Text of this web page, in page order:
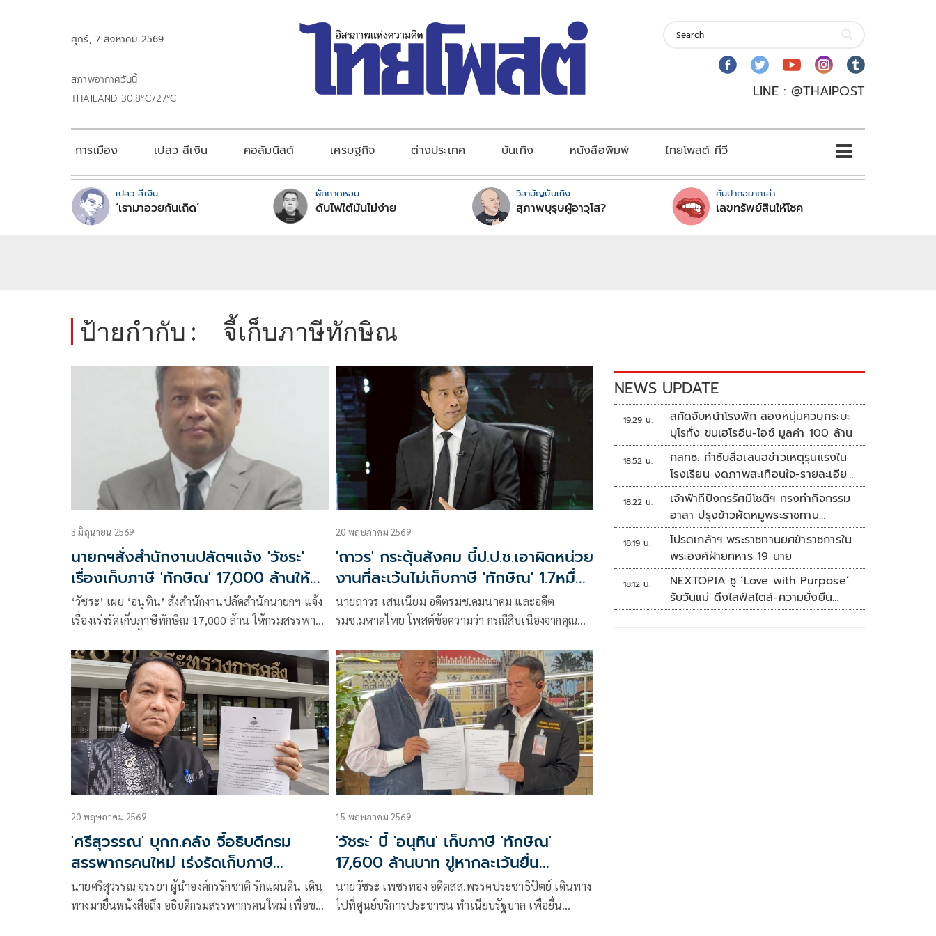
ศุกร์, 7 สิงหาคม 2569
สภาพอากาศวันนี้
THAILAND 30.8°C/27°C
LINE : @THAIPOST
การเมือง เปลว สีเงิน คอลัมนิสต์ เศรษฐกิจ ต่างประเทศ บันเทิง หนังสือพิมพ์ ไทยโพสต์ ทีวี
เปลว สีเงิน
‘เรามาอวยกันเถิด’
ผักกาดหอม
ดับไฟใต้มันไม่ง่าย
วิสามัญบันเทิง
สุภาพบุรุษผู้อาวุโส?
คันปากอยากเล่า
เลขทรัพย์สินให้โชค
ป้ายกำกับ : จี้เก็บภาษีทักษิณ
3 มิถุนายน 2569
นายกฯสั่งสำนักงานปลัดฯแจ้ง 'วัชระ'
เรื่องเก็บภาษี 'ทักษิณ' 17,000 ล้านให้
กรมสรรพากรแล้ว
‘วัชระ’ เผย ‘อนุทิน’ สั่งสำนักงานปลัดสำนักนายกฯ แจ้ง
เรื่องเร่งรัดเก็บภาษีทักษิณ 17,000 ล้าน ให้กรมสรรพากร
ชื่นชมว่ามีเกียรติเคารพกฎหมาย
20 พฤษภาคม 2569
'ถาวร' กระตุ้นสังคม บี้ป.ป.ช.เอาผิดหน่วย
งานที่ละเว้นไม่เก็บภาษี 'ทักษิณ' 1.7หมื่น
ล้าน
นายถาวร เสนเนียม อดีตรมช.คมนาคม และอดีต
รมช.มหาดไทย โพสต์ข้อความว่า กรณีสืบเนื่องจากคุณ
ขายหุ้นชินคอร์ป
20 พฤษภาคม 2569
'ศรีสุวรรณ' บุกก.คลัง จี้อธิบดีกรม
สรรพากรคนใหม่ เร่งรัดเก็บภาษี
'ทักษิณ' 1.7หมื่นล้าน
นายศรีสุวรรณ จรรยา ผู้นำองค์กรรักชาติ รักแผ่นดิน เดิน
ทางมายื่นหนังสือถึง อธิบดีกรมสรรพากรคนใหม่ เพื่อขอ
15 พฤษภาคม 2569
'วัชระ' บี้ 'อนุทิน' เก็บภาษี 'ทักษิณ'
17,600 ล้านบาท ขู่หากละเว้นยื่น
ปปช.สอบทันที
นายวัชระ เพชรทอง อดีตสส.พรรคประชาธิปัตย์ เดินทาง
ไปที่ศูนย์บริการประชาชน ทำเนียบรัฐบาล เพื่อยื่น
NEWS UPDATE
19:29 น.
สกัดจับหน้าโรงพัก สองหนุ่มควบกระบะ
บุโรทั่ง ขนเฮโรอีน-ไอซ์ มูลค่า 100 ล้าน
18:52 น.
กสทช. กำชับสื่อเสนอข่าวเหตุรุนแรงใน
โรงเรียน งดภาพสะเทือนใจ-รายละเอียด
เสี่ยงเลียนแบบ
18:22 น.
เจ้าฟ้าทีปังกรรัศมีโชติฯ ทรงทำกิจกรรม
อาสา ปรุงข้าวผัดหมูพระราชทาน
ประชาชน
18:19 น.
โปรดเกล้าฯ พระราชทานยศข้าราชการใน
พระองค์ฝ่ายทหาร 19 นาย
18:12 น.
NEXTOPIA ชู ‘Love with Purpose’
รับวันแม่ ดึงไลฟ์สไตล์-ความยั่งยืน
สร้างประสบการณ์ช้อปปิงมีความหมาย